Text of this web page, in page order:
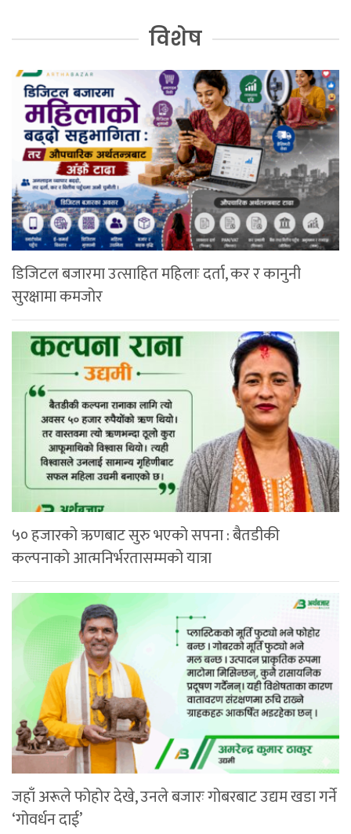
विशेष
डिजिटल बजारमा उत्साहित महिलाः दर्ता, कर र कानुनी
सुरक्षामा कमजोर
५० हजारको ऋणबाट सुरु भएको सपना : बैतडीकी
कल्पनाको आत्मनिर्भरतासम्मको यात्रा
जहाँ अरूले फोहोर देखे, उनले बजारः गोबरबाट उद्यम खडा गर्ने
‘गोवर्धन दाई’